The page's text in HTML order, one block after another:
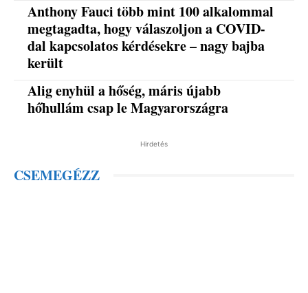
Anthony Fauci több mint 100 alkalommal
megtagadta, hogy válaszoljon a COVID-
dal kapcsolatos kérdésekre – nagy bajba
került
Alig enyhül a hőség, máris újabb
hőhullám csap le Magyarországra
Hirdetés
CSEMEGÉZZ